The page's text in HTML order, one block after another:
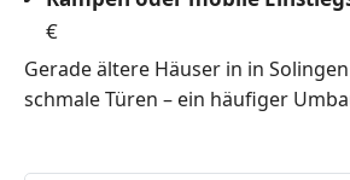
€
Gerade ältere Häuser in in
schmale Türen – ein häufiger